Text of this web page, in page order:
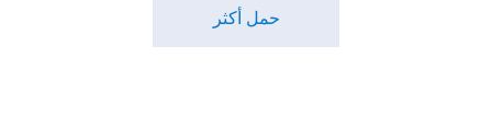
حمل أكثر